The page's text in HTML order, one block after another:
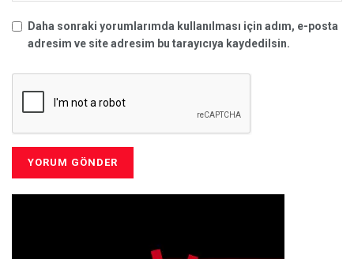
Daha sonraki yorumlarımda kullanılması için adım, e-posta
adresim ve site adresim bu tarayıcıya kaydedilsin.